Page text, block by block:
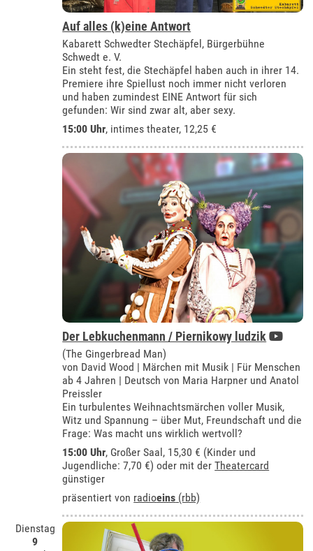
Auf alles (k)eine Antwort
Kabarett Schwedter Stechäpfel, Bürgerbühne
Schwedt e. V.
Ein steht fest, die Stechäpfel haben auch in ihrer 14.
Premiere ihre Spiellust noch immer nicht verloren
und haben zumindest EINE Antwort für sich
gefunden: Wir sind zwar alt, aber sexy.
15:00 Uhr, intimes theater, 12,25 €
Der Lebkuchenmann / Piernikowy ludzik
(The Gingerbread Man)
von David Wood | Märchen mit Musik | Für Menschen
ab 4 Jahren | Deutsch von Maria Harpner und Anatol
Preissler
Ein turbulentes Weihnachtsmärchen voller Musik,
Witz und Spannung – über Mut, Freundschaft und die
Frage: Was macht uns wirklich wertvoll?
15:00 Uhr, Großer Saal , 15,30 € (Kinder und
Jugendliche: 7,70 €) oder mit derTheatercard
günstiger
präsentiert von radioeins (rbb)
Dienstag
9